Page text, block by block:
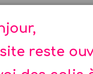
reste